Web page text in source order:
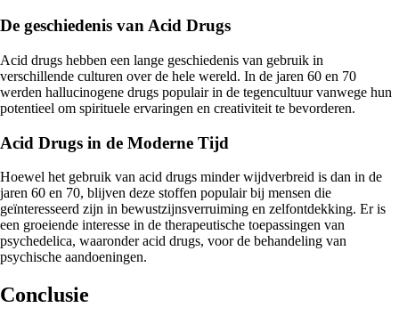
De geschiedenis van Acid Drugs
Acid drugs hebben een lange geschiedenis van gebruik in
verschillende culturen over de hele wereld. In de jaren 60 en 70
werden hallucinogene drugs populair in de tegencultuur vanwege hun
potentieel om spirituele ervaringen en creativiteit te bevorderen.
Acid Drugs in de Moderne Tijd
Hoewel het gebruik van acid drugs minder wijdverbreid is dan in de
jaren 60 en 70, blijven deze stoffen populair bij mensen die
geïnteresseerd zijn in bewustzijnsverruiming en zelfontdekking. Er is
een groeiende interesse in de therapeutische toepassingen van
psychedelica, waaronder acid drugs, voor de behandeling van
psychische aandoeningen.
Conclusie